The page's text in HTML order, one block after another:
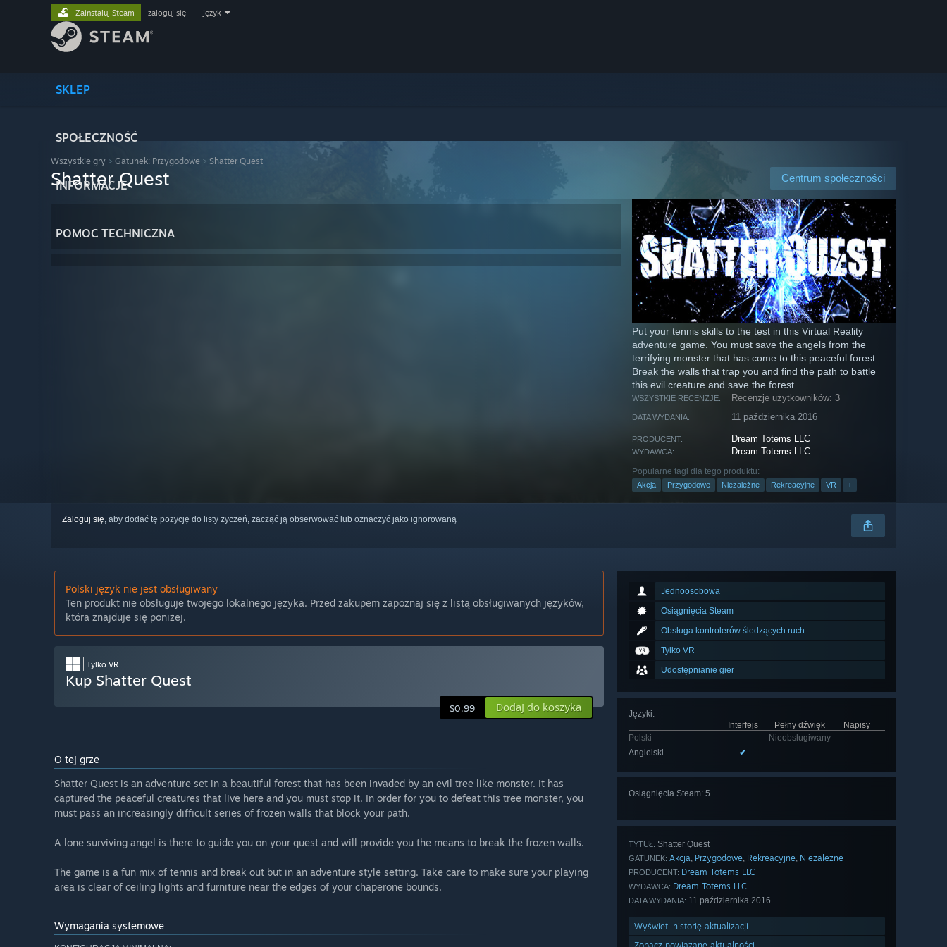
SKLEP
SPOŁECZNOŚĆ
INFORMACJE
POMOC TECHNICZNA
Zainstaluj Steam zaloguj się język
Wszystkie gry > Gatunek: Przygodowe > Shatter Quest
Centrum społeczności
Shatter Quest
Put your tennis skills to the test in this Virtual Reality
adventure game. You must save the angels from the
terrifying monster that has come to this peaceful forest.
Break the walls that trap you and find the path to battle
this evil creature and save the forest.
WSZYSTKIE RECENZJE: Recenzje użytkowników: 3
DATA WYDANIA: 11 października 2016
PRODUCENT: Dream Totems LLC
WYDAWCA: Dream Totems LLC
Popularne tagi dla tego produktu:
Akcja Przygodowe Niezależne Rekreacyjne VR +
Zaloguj się, aby dodać tę pozycję do listy życzeń, zacząć ją obserwować lub oznaczyć jako ignorowaną
Jednoosobowa
Osiągnięcia Steam
Obsługa kontrolerów śledzących ruch
Tylko VR
Udostępnianie gier
Języki:
Interfejs
Pełny dźwięk
Napisy
Polski
Nieobsługiwany
Angielski
✔
Osiągnięcia Steam: 5
TYTUŁ: Shatter Quest
GATUNEK: Akcja, Przygodowe, Rekreacyjne, Niezależne
PRODUCENT: Dream Totems LLC
WYDAWCA: Dream Totems LLC
DATA WYDANIA: 11 października 2016
Wyświetl historię aktualizacji
Polski język nie jest obsługiwany
Ten produkt nie obsługuje twojego lokalnego języka. Przed zakupem zapoznaj się z listą obsługiwanych języków,
która znajduje się poniżej.
Tylko VR
Kup Shatter Quest
$0.99 Dodaj do koszyka
O tej grze
Shatter Quest is an adventure set in a beautiful forest that has been invaded by an evil tree like monster. It has
captured the peaceful creatures that live here and you must stop it. In order for you to defeat this tree monster, you
must pass an increasingly difficult series of frozen walls that block your path.
A lone surviving angel is there to guide you on your quest and will provide you the means to break the frozen walls.
The game is a fun mix of tennis and break out but in an adventure style setting. Take care to make sure your playing
area is clear of ceiling lights and furniture near the edges of your chaperone bounds.
Wymagania systemowe